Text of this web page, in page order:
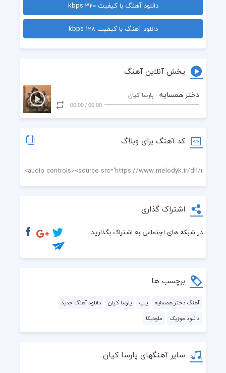
ناز چشمات و خریدارم ماه آسمون
دانلود آهنگ با کیفیت 320 kbps
دانلود آهنگ با کیفیت 128 kbps
پخش آنلاین آهنگ
دختر همسایه - پارسا کیان
00:00
/
00:00
کد آهنگ برای وبلاگ
اشتراک گذاری
در شبکه های اجتماعی به اشتراک بگذارید
برچسب ها
آهنگ دختر همسایه پاپ پارسا کیان
دانلود آهنگ جدید
دانلود موزیک
ملودیکا
سایر آهنگهای پارسا کیان